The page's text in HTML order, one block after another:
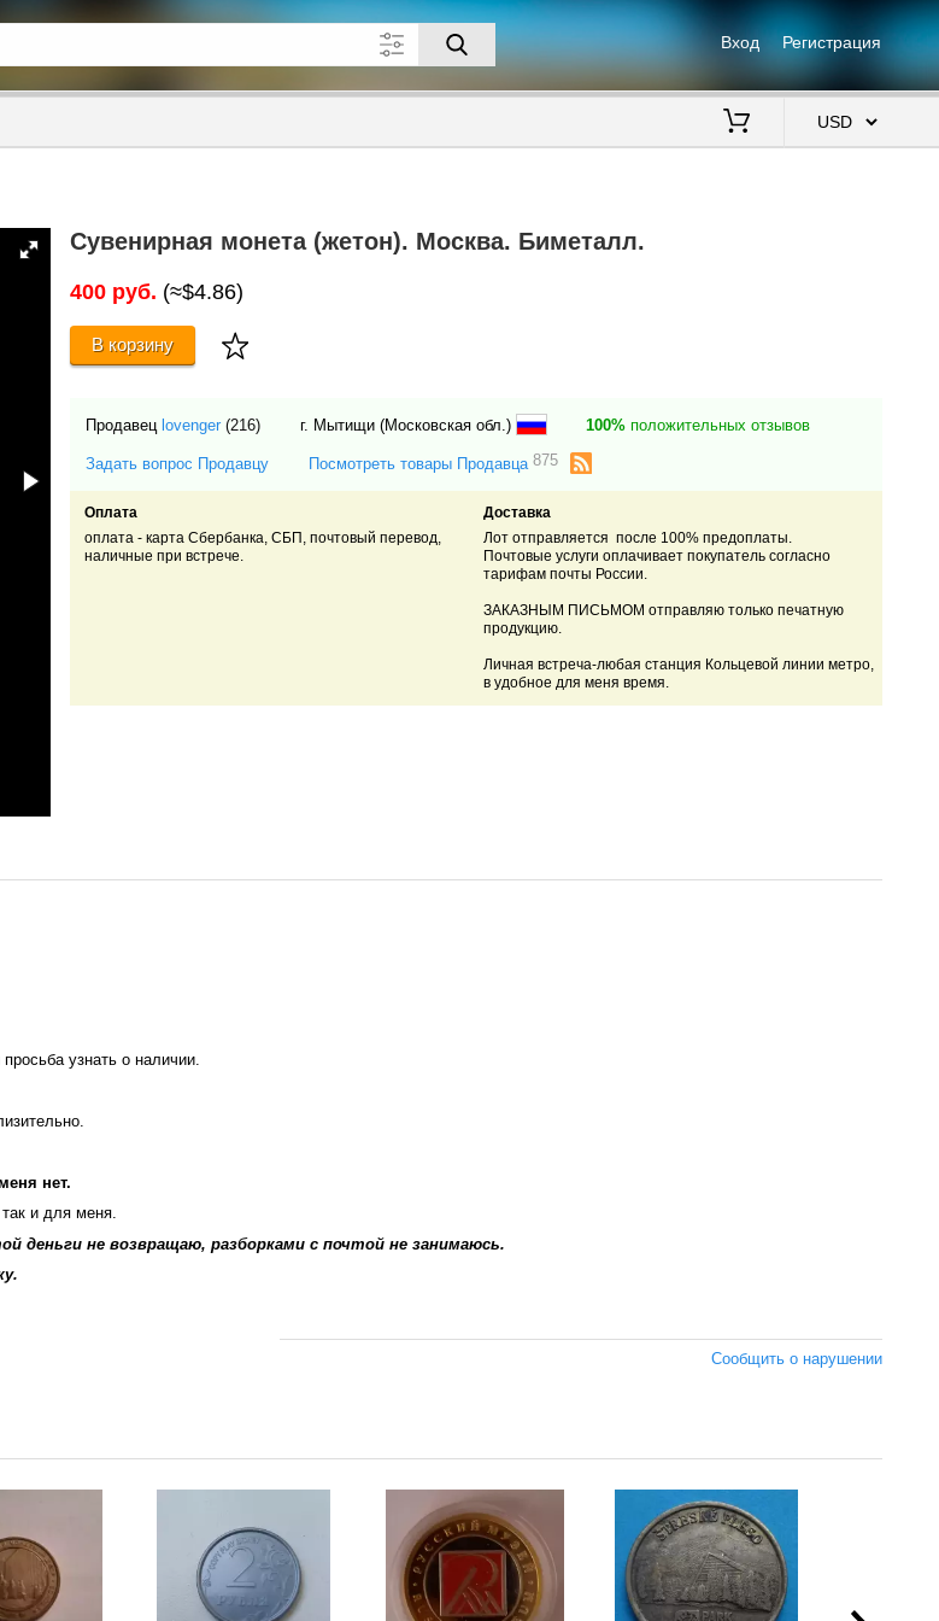
Вход Регистрация
Сувенирная монета (жетон). Москва. Биметалл.
400 руб. (≈$4.86)
В корзину
Продавец lovenger (216) г. Мытищи (Московская обл.) 100% положительных отзывов
Задать вопрос Продавцу Посмотреть товары Продавца 875
Оплата
оплата - карта Сбербанка, СБП, почтовый перевод,
наличные при встрече.
Доставка
Лот отправляется после 100% предоплаты.
Почтовые услуги оплачивает покупатель согласно
тарифам почты России.
ЗАКАЗНЫМ ПИСЬМОМ отправляю только печатную
продукцию.
Личная встреча-любая станция Кольцевой линии метро,
в удобное для меня время.
узнать о наличии.
нет.
и для меня.
деньги не возвращаю, разборками с почтой не занимаюсь.
Сообщить о нарушении